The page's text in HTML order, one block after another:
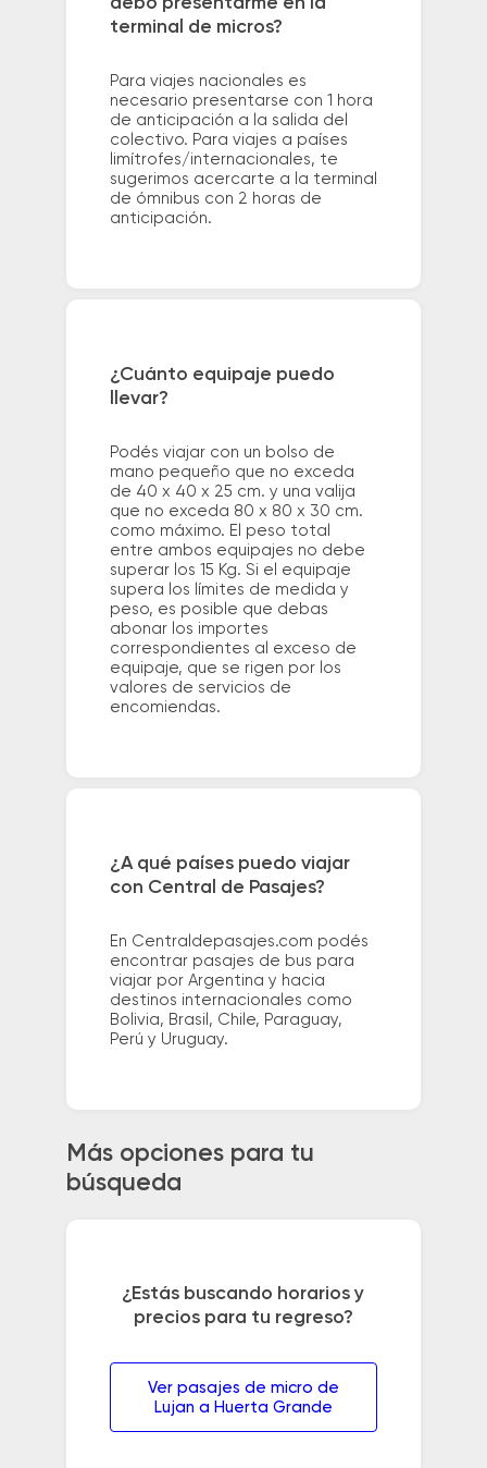
terminal de micros?
Para viajes nacionales es
necesario presentarse con 1 hora
de anticipación a la salida del
colectivo. Para viajes a países
limítrofes/internacionales, te
sugerimos acercarte a la terminal
de ómnibus con 2 horas de
anticipación.
¿Cuánto equipaje puedo
llevar?
Podés viajar con un bolso de
mano pequeño que no exceda
de 40 x 40 x 25 cm. y una valija
que no exceda 80 x 80 x 30 cm.
como máximo. El peso total
entre ambos equipajes no debe
superar los 15 Kg. Si el equipaje
supera los límites de medida y
peso, es posible que debas
abonar los importes
correspondientes al exceso de
equipaje, que se rigen por los
valores de servicios de
encomiendas.
¿A qué países puedo viajar
con Central de Pasajes?
En Centraldepasajes.com podés
encontrar pasajes de bus para
viajar por Argentina y hacia
destinos internacionales como
Bolivia, Brasil, Chile, Paraguay,
Perú y Uruguay.
Más opciones para tu
búsqueda
¿Estás buscando horarios y
precios para tu regreso?
Ver pasajes de micro de
Lujan a Huerta Grande